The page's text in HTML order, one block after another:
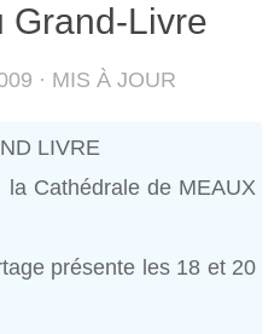
Grand-Livre
· MIS À JOUR
LIVRE
Cathédrale de MEAUX
présente les 18 et 20